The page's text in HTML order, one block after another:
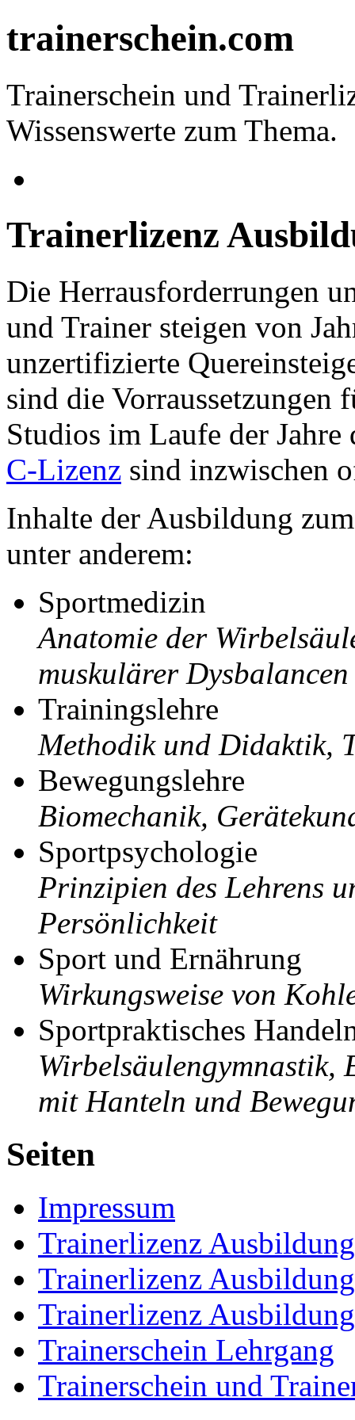
trainerschein.com
Trainerschein und
Wissenswerte zum Thema.
Trainerlizenz
Die Herrausforderrungen
und Trainer steigen von
unzertifizierte
sind die
Studios im Laufe der
C-Lizenz sind inzwischen
Inhalte der Ausbildung
unter anderem:
Sportmedizin
Anatomie der
muskulärer
Trainingslehre
Methodik und Didaktik,
Bewegungslehre
Biomechanik,
Sportpsychologie
Prinzipien des Lehrens
Persönlichkeit
Sport und Ernährung
Wirkungsweise von
Sportpraktisches
Wirbelsäulengymnastik,
mit Hanteln und
Seiten
Impressum
Trainerlizenz
Trainerlizenz
Trainerlizenz
Trainerschein Lehrgang
Trainerschein und